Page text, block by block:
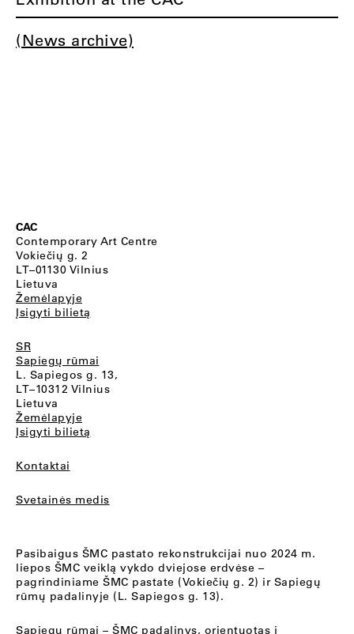
(News archive)
CAC
Contemporary Art Centre
Vokiečių g. 2
LT–01130 Vilnius
Lietuva
Žemėlapyje
Įsigyti bilietą
SR
Sapiegų rūmai
L. Sapiegos g. 13,
LT–10312 Vilnius
Lietuva
Žemėlapyje
Įsigyti bilietą
Kontaktai
Svetainės medis
Pasibaigus ŠMC pastato rekonstrukcijai nuo 2024 m.
liepos ŠMC veiklą vykdo dviejose erdvėse –
pagrindiniame ŠMC pastate (Vokiečių g. 2) ir Sapiegų
rūmų padalinyje (L. Sapiegos g. 13).
Sapiegų rūmai – ŠMC padalinys, orientuotas į